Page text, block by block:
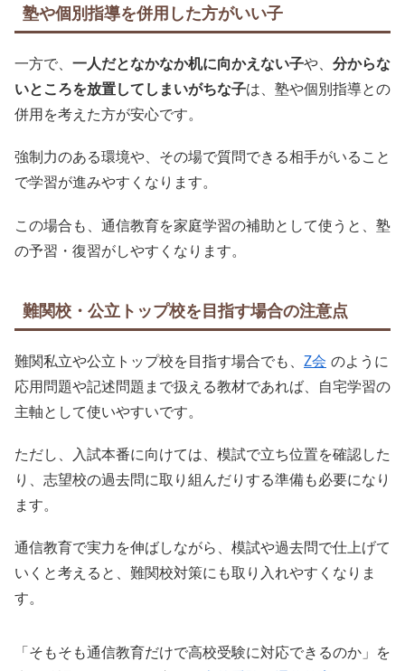
塾や個別指導を併用した方がいい子
一方で、 一人だとなかなか机に向かえない子や、 分からな
いところを放置してしまいがちな子は、塾や個別指導との
併用を考えた方が安心です。
強制力のある環境や、その場で質問できる相手がいること
で学習が進みやすくなります。
この場合も、通信教育を家庭学習の補助として使うと、塾
の予習・復習がしやすくなります。
難関校・公立トップ校を目指す場合の注意点
難関私立や公立トップ校を目指す場合でも、 Z会 のように
応用問題や記述問題まで扱える教材であれば、自宅学習の
主軸として使いやすいです。
ただし、入試本番に向けては、模試で立ち位置を確認した
り、志望校の過去問に取り組んだりする準備も必要になり
ます。
通信教育で実力を伸ばしながら、模試や過去問で仕上げて
いくと考えると、難関校対策にも取り入れやすくなりま
す。
「そもそも通信教育だけで高校受験に対応できるのか」を